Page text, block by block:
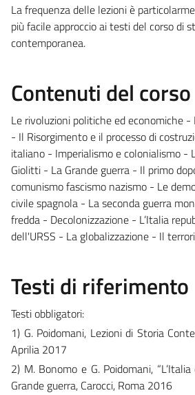
La frequenza delle lezioni è
più facile approccio ai testi del corso di
contemporanea.
Contenuti del corso
Le rivoluzioni politiche ed economiche
- Il Risorgimento e il processo di
italiano - Imperialismo e colonialismo -
Giolitti - La Grande guerra - Il primo
comunismo fascismo nazismo - Le
civile spagnola - La seconda guerra
fredda - Decolonizzazione - L’Italia
dell'URSS - La globalizzazione - Il
Testi di riferimento
Testi obbligatori:
1) G. Poidomani, Lezioni di Storia
Aprilia 2017
2) M. Bonomo e G. Poidomani,
Grande guerra, Carocci, Roma 2016